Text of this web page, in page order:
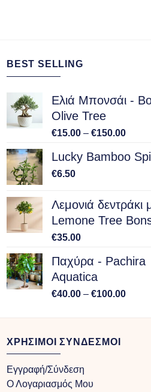
BEST SELLING
Ελιά Μπονσάι -
Olive Tree
€15.00 – €150.00Price
Lucky Bamboo
€6.50
Λεμονιά δεντράκι
Lemone Tree
€35.00
Παχύρα - Pachira
Aquatica
€40.00 – €100.00Price
ΧΡΗΣΙΜΟΙ ΣΥΝΔΕΣΜΟΙ
Εγγραφή/Σύνδεση
Ο Λογαριασμός Μου